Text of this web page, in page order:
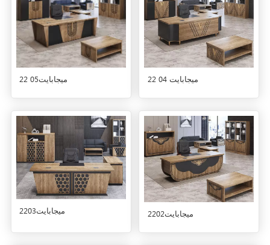
22 ميجابايت05 22 ميجابايت 04
22ميجابايت03 22ميجابايت02